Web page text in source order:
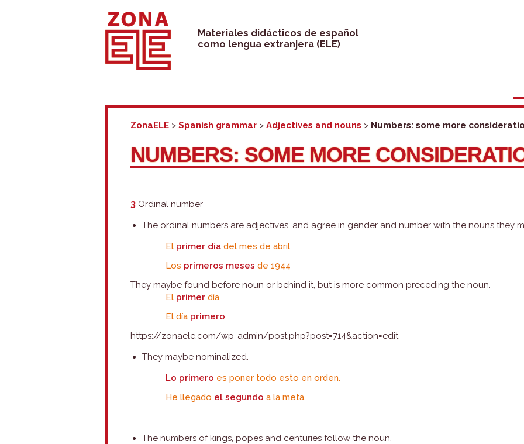
Skip
content
Materiales didácticos de español
como lengua extranjera (ELE)
ZonaELE >Spanish grammar >Adjectives and nouns > Numbers: some more
NUMBERS: SOME MORE
3 Ordinal number
The ordinal numbers are adjectives, and agree in gender and number with the nouns they
El primer día del mes de abril
Los primeros meses de 1944
They maybe found before noun or behind it, but is more common preceding the noun.
El primer día
El día primero
https://zonaele.com/wp-admin/post.php?post=714&action=edit
They maybe nominalized.
Lo primero es poner todo esto en orden.
He llegado el segundo a la meta.
The numbers of kings, popes and centuries follow the noun.